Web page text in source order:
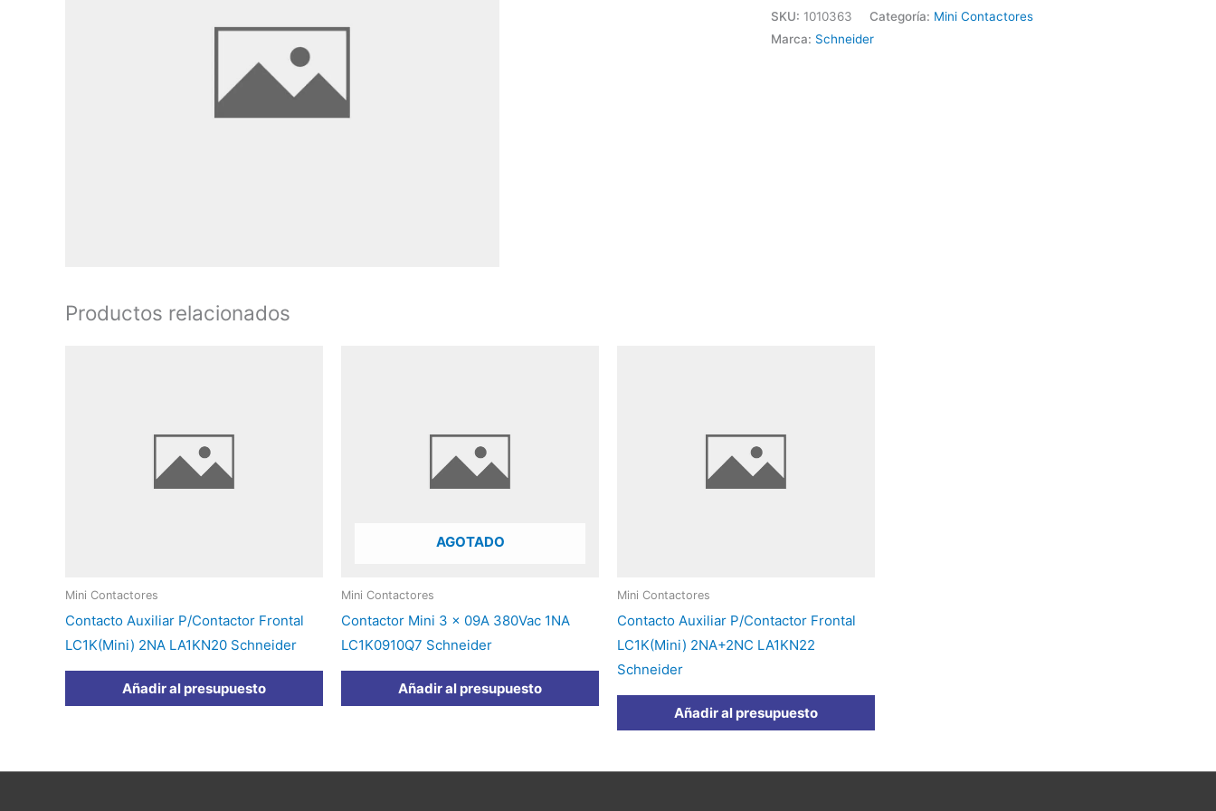
-
LR2K0302
SKU: 1010363 Categoría: Mini Contactores
Marca: Schneider
Productos relacionados
Mini Contactores
Contacto Auxiliar P/Contactor Frontal
LC1K(Mini) 2NA LA1KN20 Schneider
Añadir al presupuesto
AGOTADO
Mini Contactores
Contactor Mini 3 x 09A 380Vac 1NA
LC1K0910Q7 Schneider
Añadir al presupuesto
Mini Contactores
Contacto Auxiliar P/Contactor Frontal
LC1K(Mini) 2NA+2NC LA1KN22
Schneider
Añadir al presupuesto